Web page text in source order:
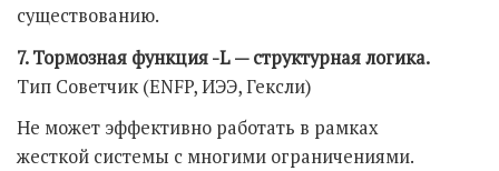
существованию.
7. Тормозная функция -L — структурная логика.
Тип Советчик (ENFP, ИЭЭ, Гексли)
Не может эффективно работать в рамках
жесткой системы с многими ограничениями.